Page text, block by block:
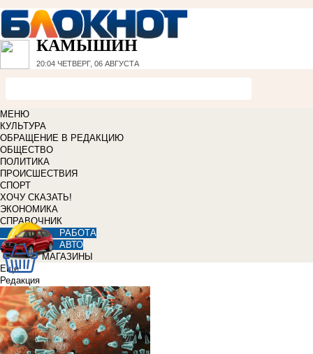
КАМЫШИН
20:04 ЧЕТВЕРГ, 06 АВГУСТА
МЕНЮ
КУЛЬТУРА
ОБРАЩЕНИЕ В РЕДАКЦИЮ
ОБЩЕСТВО
ПОЛИТИКА
ПРОИСШЕСТВИЯ
СПОРТ
ХОЧУ СКАЗАТЬ!
ЭКОНОМИКА
СПРАВОЧНИК
РАБОТА
АВТО
МАГАЗИНЫ
Еще
Редакция